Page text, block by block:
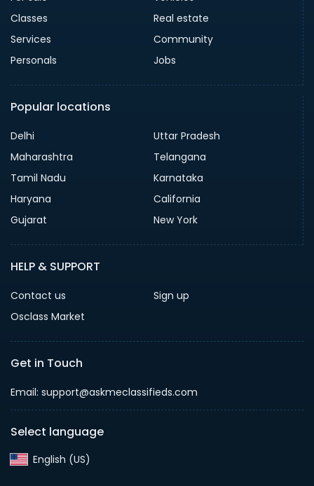
Classes
Real estate
Services
Community
Personals
Jobs
Popular locations
Delhi
Uttar Pradesh
Maharashtra
Telangana
Tamil Nadu
Karnataka
Haryana
California
Gujarat
New York
HELP & SUPPORT
Contact us
Sign up
Osclass Market
Get in Touch
Email: support@askmeclassifieds.com
Select language
English (US)‎